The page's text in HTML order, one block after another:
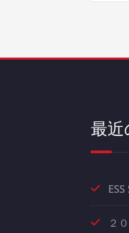
最近
２